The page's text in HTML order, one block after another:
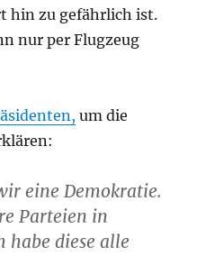
hin zu gefährlich ist.
nur per Flugzeug
um die
eine Demokratie.
Parteien in
habe diese alle